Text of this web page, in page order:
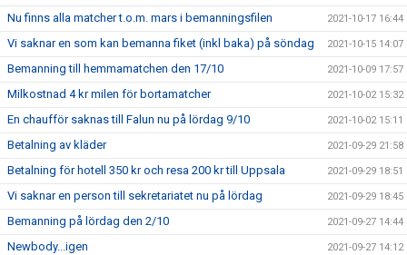
Nu finns alla matcher t.o.m. mars i bemanningsfilen 2021-10-17 16:44
Vi saknar en som kan bemanna fiket (inkl baka) på söndag 2021-10-15 14:07
Bemanning till hemmamatchen den 17/10 2021-10-09 17:57
Milkostnad 4 kr milen för bortamatcher 2021-10-02 15:32
En chaufför saknas till Falun nu på lördag 9/10 2021-10-02 15:11
Betalning av kläder 2021-09-29 21:58
Betalning för hotell 350 kr och resa 200 kr till Uppsala 2021-09-29 18:51
Vi saknar en person till sekretariatet nu på lördag 2021-09-29 18:45
Bemanning på lördag den 2/10 2021-09-27 14:44
Newbody...igen 2021-09-27 14:12